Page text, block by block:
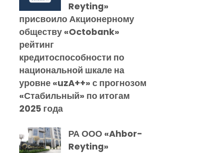
Reyting»
присвоило Акционерному
обществу «Octobank»
рейтинг
кредитоспособности по
национальной шкале на
уровне «uzA++» с прогнозом
«Стабильный» по итогам
2025 года
РА ООО «Ahbor-
Reyting»